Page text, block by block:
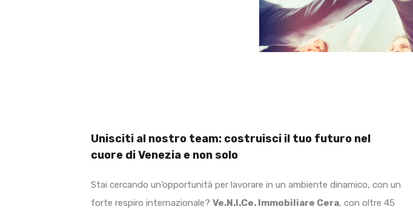
Unisciti al nostro team: costruisci il tuo futuro nel
cuore di Venezia e non solo
Stai cercando un’opportunità per lavorare in un ambiente dinamico, con un
forte respiro internazionale? Ve.N.I.Ce. Immobiliare Cera, con oltre 45